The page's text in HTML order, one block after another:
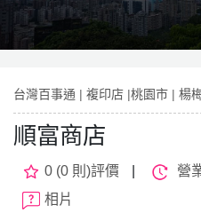
台灣百事通 | 複印店 |桃園市 | 楊
順富商店
0 (0 則)評價 營
相片